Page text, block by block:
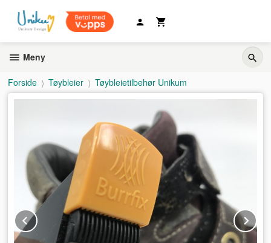
innholdet
Meny
Forside Tøybleier Tøybleietilbehør Unikum
Prev